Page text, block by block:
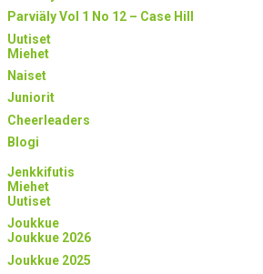
Parviäly Vol 1 No 12 – Case Hill
Uutiset
Miehet
Naiset
Juniorit
Cheerleaders
Blogi
Jenkkifutis
Miehet
Uutiset
Joukkue
Joukkue 2026
Joukkue 2025